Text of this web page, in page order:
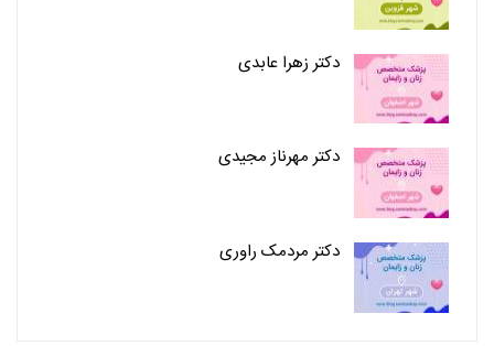
دکتر زهرا عابدی
دکتر مهرناز مجیدی
دکتر مردمک راوری